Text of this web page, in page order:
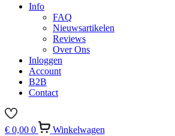
Info
FAQ
Nieuwsartikelen
Reviews
Over Ons
Inloggen
Account
B2B
Contact
€ 0,00 0
Winkelwagen